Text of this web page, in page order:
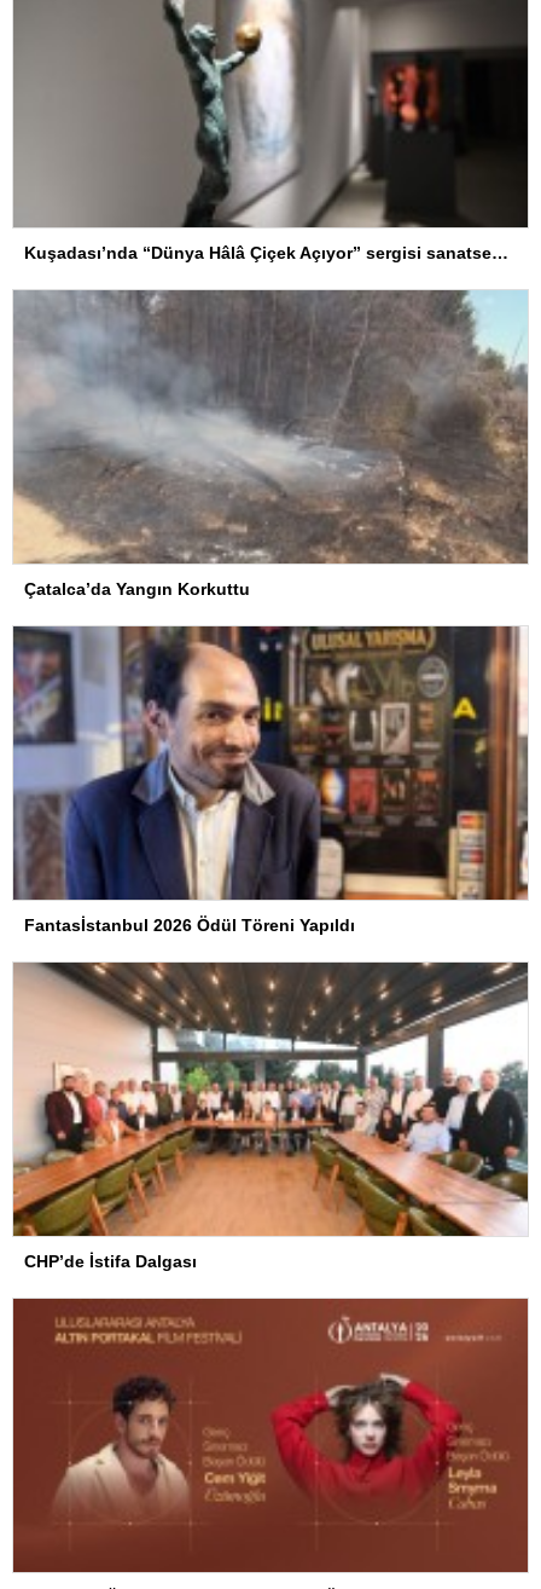
Kuşadası’nda “Dünya Hâlâ Çiçek Açıyor” sergisi sanatseverlerle buluşuyor
Çatalca’da Yangın Korkuttu
Fantasİstanbul 2026 Ödül Töreni Yapıldı
CHP’de İstifa Dalgası